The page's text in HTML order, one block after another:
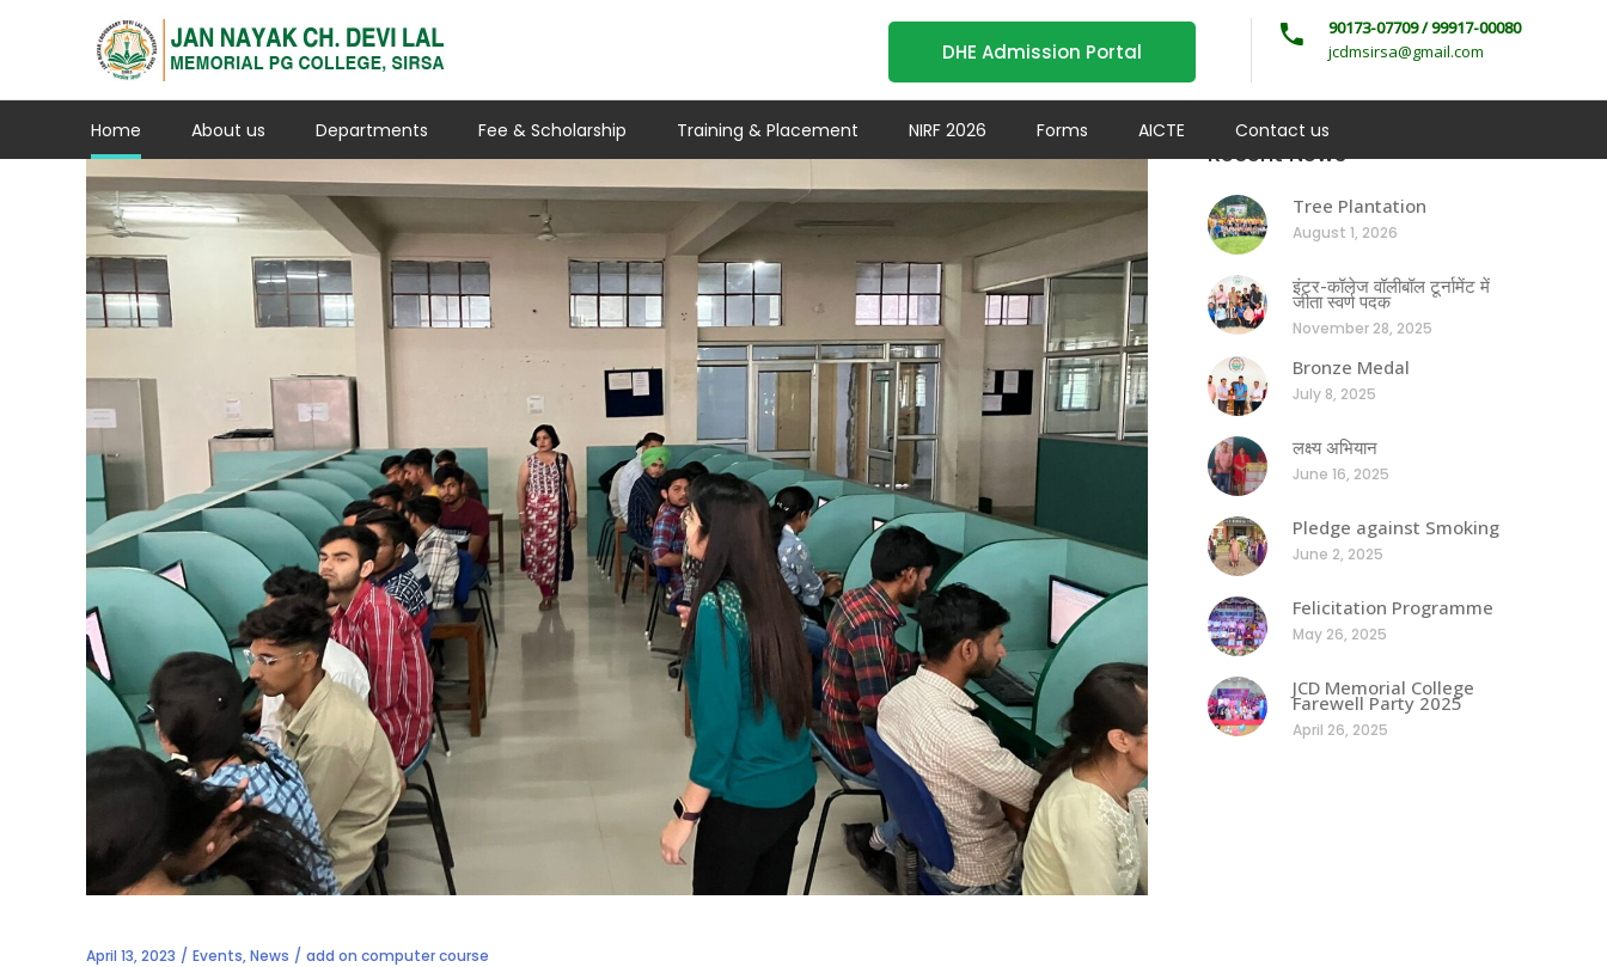
DHE Admission Portal
90173-07709 / 99917-00080
jcdmsirsa@gmail.com
Home About us Departments Fee & Scholarship Training & Placement NIRF 2026 Forms AICTE Contact us
April 13, 2023 Events,News add on computer course
Recent News
Tree Plantation
August 1, 2026
इंटर-कॉलेज वॉलीबॉल टूर्नामेंट में
जीता स्वर्ण पदक
November 28, 2025
Bronze Medal
July 8, 2025
लक्ष्य अभियान
June 16, 2025
Pledge against Smoking
June 2, 2025
Felicitation Programme
May 26, 2025
JCD Memorial College
Farewell Party 2025
April 26, 2025